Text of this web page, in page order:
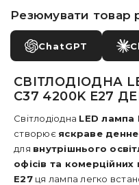
Резюмувати товар
ChatGPT
СВІТЛОДІОДНА
C37 4200K E27
Світлодіодна LED лампа
створює яскраве денне
для внутрішнього
офісів та комерційних
E27ця лампа легко